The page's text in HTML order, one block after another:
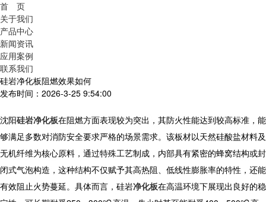
首 页
关于我们
产品中心
新闻资讯
应用案例
联系我们
硅岩净化板阻燃效果如何
发布时间：2026-3-25 9:54:00
沈阳硅岩净化板在阻燃方面表现较为突出，其防火性能达到较高标准，能
够满足多数对消防安全要求严格的场景需求。该板材以天然硅酸盐材料及
无机纤维为核心原料，通过特殊工艺制成，内部具有紧密的蜂窝结构或封
闭式气泡构造，这种结构不仅赋予其高热阻、低线性膨胀率的特性，还能
有效阻止火势蔓延。具体而言， 硅岩净化板在高温环境下展现出良好的稳